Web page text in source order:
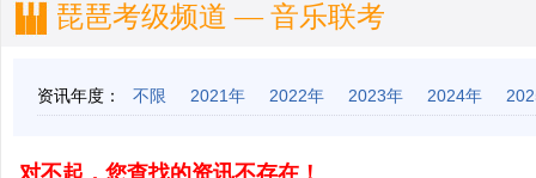
琵琶考级频道 — 音乐联考
资讯年度： 不限 2021年 2022年 2023年 2024年
对不起，您查找的资讯不存在！